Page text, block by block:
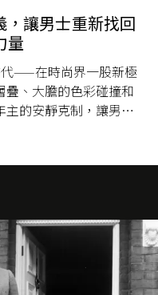
讓男士重新找回
量
——在時尚界一股新極
疊、大膽的色彩碰撞和
的安靜克制，讓男人
量。